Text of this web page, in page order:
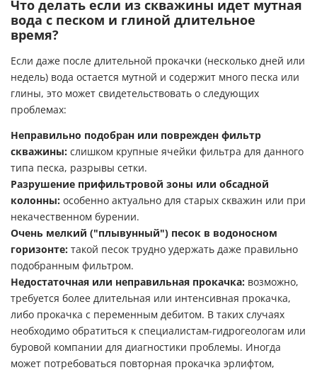
Что делать если из скважины идет мутная
вода с песком и глиной длительное
время?
Если даже после длительной прокачки (несколько дней или
недель) вода остается мутной и содержит много песка или
глины, это может свидетельствовать о следующих
проблемах:
Неправильно подобран или поврежден фильтр
скважины: слишком крупные ячейки фильтра для данного
типа песка, разрывы сетки.
Разрушение прифильтровой зоны или обсадной
колонны: особенно актуально для старых скважин или при
некачественном бурении.
Очень мелкий ("плывунный") песок в водоносном
горизонте: такой песок трудно удержать даже правильно
подобранным фильтром.
Недостаточная или неправильная прокачка: возможно,
требуется более длительная или интенсивная прокачка,
либо прокачка с переменным дебитом. В таких случаях
необходимо обратиться к специалистам-гидрогеологам или
буровой компании для диагностики проблемы. Иногда
может потребоваться повторная прокачка эрлифтом,